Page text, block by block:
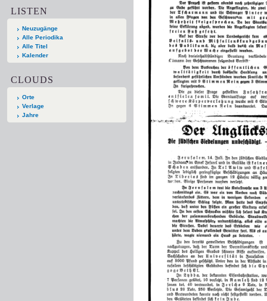
LISTEN
Neuzugänge
Alle Periodika
Alle Titel
Kalender
CLOUDS
Orte
Verlage
Jahre